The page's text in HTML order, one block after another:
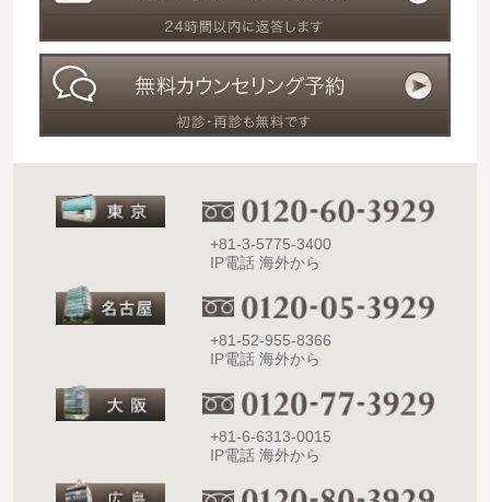
+81-3-5775-3400
IP電話 海外から
+81-52-955-8366
IP電話 海外から
+81-6-6313-0015
IP電話 海外から